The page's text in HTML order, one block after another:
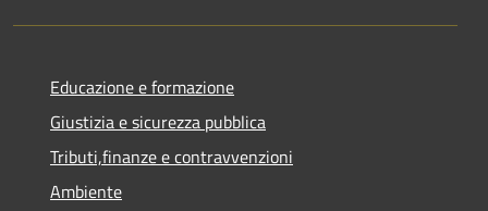
Educazione e formazione
Giustizia e sicurezza pubblica
Tributi,finanze e contravvenzioni
Ambiente